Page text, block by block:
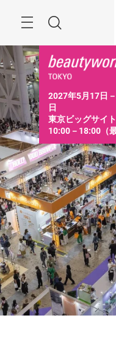
す
る
索
2027年5月17日
日
東京ビッグサイト
10:00－18:00（
日は16:30まで）